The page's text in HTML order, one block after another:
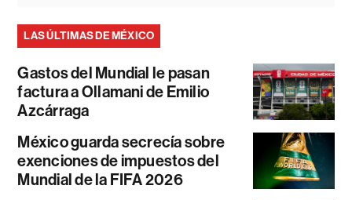
LAS ÚLTIMAS DE MÉXICO
Gastos del Mundial le pasan
factura a Ollamani de Emilio
Azcárraga
México guarda secrecía sobre
exenciones de impuestos del
Mundial de la FIFA 2026